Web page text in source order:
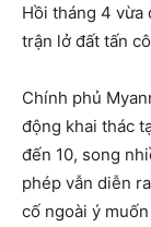
Hồi tháng 4 vừa
trận lở đất tấn
Chính phủ
động khai thác
đến 10, song
phép vẫn diễn
cố ngoài ý